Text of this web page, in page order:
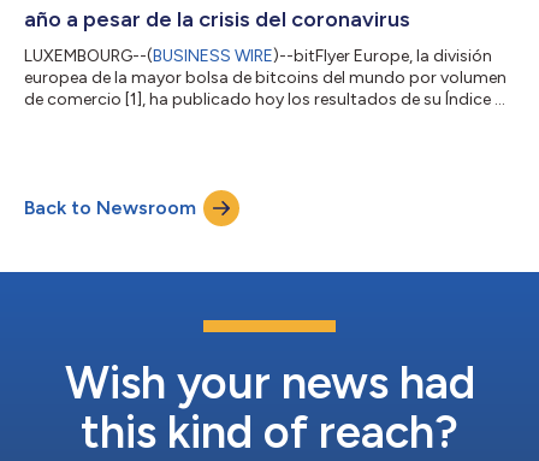
año a pesar de la crisis del coronavirus
LUXEMBOURG--(BUSINESS WIRE)--bitFlyer Europe, la división
europea de la mayor bolsa de bitcoins del mundo por volumen
de comercio [1], ha publicado hoy los resultados de su Índice de
poblaciones europeas en la sostenibilidad de las monedas
digitales durante los próximos 10 años. El comunicado en el
Back to Newsroom
Wish your news had
this kind of reach?